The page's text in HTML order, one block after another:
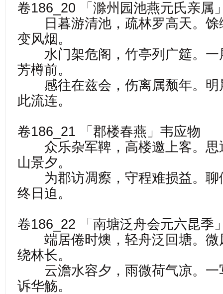
卷186_20 「滁州园池燕元氏亲属
日暮游清池，疏林罗高天。馀
变风烟。
水门架危阁，竹亭列广筵。一
芳樽前。
感往在兹会，伤离属颓年。明
此流连。
卷186_21 「郡楼春燕」韦应物
众乐杂军鞞，高楼邀上客。思
山景夕。
为郡访凋瘵，守程难损益。聊
终日迫。
卷186_22 「南塘泛舟会元六昆季
端居倦时燠，轻舟泛回塘。微
绕林长。
云澹水容夕，雨微荷气凉。一
诉华觞。